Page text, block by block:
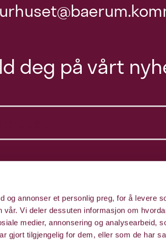
og annonser et personlig preg, for å levere
Vi deler dessuten informasjon om
medier, annonsering og analysearbeid,
gjort tilgjengelig for dem, eller som de har
deg på vårt